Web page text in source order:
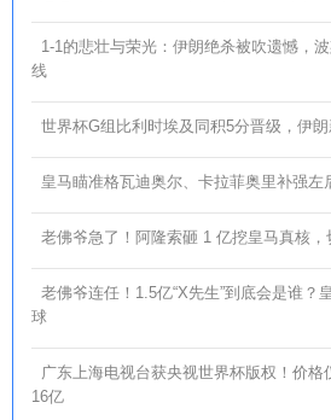
1-1的悲壮与荣光：伊朗绝杀被吹遗憾，
线
世界杯G组比利时埃及同积5分晋级，伊
皇马瞄准格瓦迪奥尔、卡拉菲奥里补强左
老佛爷急了！阿隆索砸 1 亿挖皇马真核
老佛爷连任！1.5亿“X先生”到底会是谁？
球
广东上海电视台获央视世界杯版权！价格
16亿